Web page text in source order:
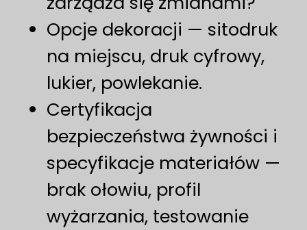
Opcje dekoracji — sitodruk
na miejscu, druk cyfrowy,
lukier, powlekanie.
Certyfikacja
bezpieczeństwa żywności i
specyfikacje materiałów —
brak ołowiu, profil
wyżarzania, testowanie